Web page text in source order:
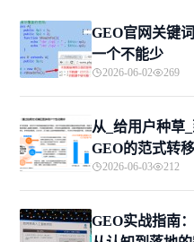
GEO官网关键
一个不能少
2026-06-02 269
从_给用户种草
GEO的范式转移
2026-06-03 212
GEO实战指南